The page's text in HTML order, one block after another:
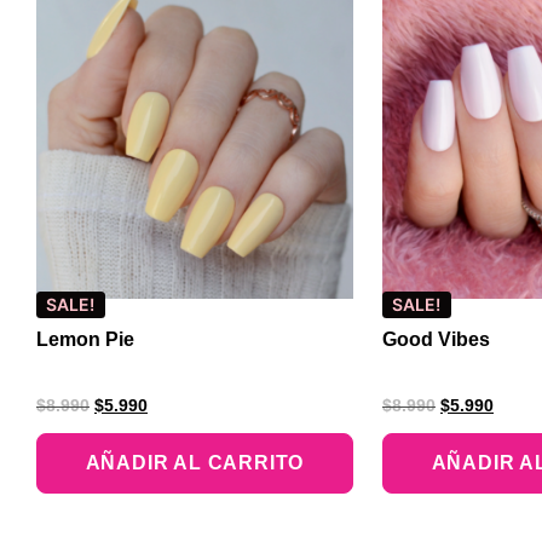
SALE!
Lemon Pie
$8.990 $5.990
AÑADIR AL CARRITO
SALE!
Good Vibes
$8.990 $5.990
AÑADIR